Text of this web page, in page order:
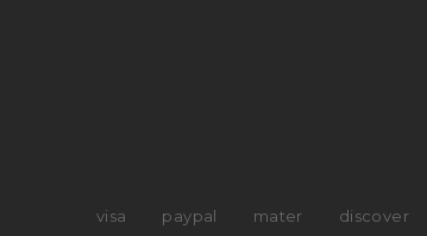
visa paypal mater discover